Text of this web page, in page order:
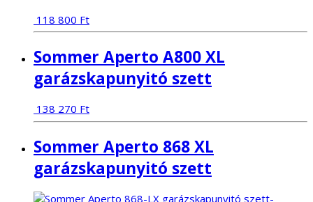
118 800 Ft
Sommer Aperto A800 XL
garázskapunyitó szett
138 270 Ft
Sommer Aperto 868 XL
garázskapunyitó szett